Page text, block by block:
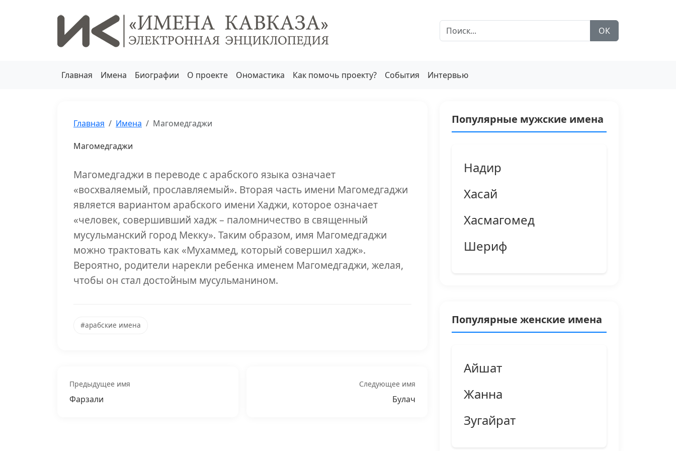
ОК
Главная Имена Биографии О проекте Ономастика Как помочь проекту? События Интервью
Главная Имена Магомедгаджи
Магомедгаджи
Магомедгаджи в переводе с арабского языка означает
«восхваляемый, прославляемый». Вторая часть имени Магомедгаджи
является вариантом арабского имени Хаджи, которое означает
«человек, совершивший хадж – паломничество в священный
мусульманский город Мекку». Таким образом, имя Магомедгаджи
можно трактовать как «Мухаммед, который совершил хадж».
Вероятно, родители нарекли ребенка именем Магомедгаджи, желая,
чтобы он стал достойным мусульманином.
#арабские имена
Предыдущее имя
Фарзали
Следующее имя
Булач
Популярные мужские имена
Надир
Хасай
Хасмагомед
Шериф
Популярные женские имена
Айшат
Жанна
Зугайрат